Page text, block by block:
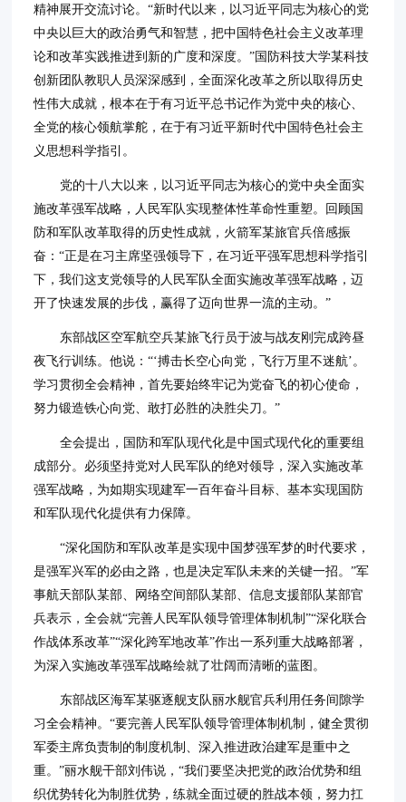
精神展开交流讨论。“新时代以来，以习近平同志为核心的党
中央以巨大的政治勇气和智慧，把中国特色社会主义改革理
论和改革实践推进到新的广度和深度。”国防科技大学某科技
创新团队教职人员深深感到，全面深化改革之所以取得历史
性伟大成就，根本在于有习近平总书记作为党中央的核心、
全党的核心领航掌舵，在于有习近平新时代中国特色社会主
义思想科学指引。
党的十八大以来，以习近平同志为核心的党中央全面实
施改革强军战略，人民军队实现整体性革命性重塑。回顾国
防和军队改革取得的历史性成就，火箭军某旅官兵倍感振
奋：“正是在习主席坚强领导下，在习近平强军思想科学指引
下，我们这支党领导的人民军队全面实施改革强军战略，迈
开了快速发展的步伐，赢得了迈向世界一流的主动。”
东部战区空军航空兵某旅飞行员于波与战友刚完成跨昼
夜飞行训练。他说：“‘搏击长空心向党，飞行万里不迷航’。
学习贯彻全会精神，首先要始终牢记为党奋飞的初心使命，
努力锻造铁心向党、敢打必胜的决胜尖刀。”
全会提出，国防和军队现代化是中国式现代化的重要组
成部分。必须坚持党对人民军队的绝对领导，深入实施改革
强军战略，为如期实现建军一百年奋斗目标、基本实现国防
和军队现代化提供有力保障。
“深化国防和军队改革是实现中国梦强军梦的时代要求，
是强军兴军的必由之路，也是决定军队未来的关键一招。”军
事航天部队某部、网络空间部队某部、信息支援部队某部官
兵表示，全会就“完善人民军队领导管理体制机制”“深化联合
作战体系改革”“深化跨军地改革”作出一系列重大战略部署，
为深入实施改革强军战略绘就了壮阔而清晰的蓝图。
东部战区海军某驱逐舰支队丽水舰官兵利用任务间隙学
习全会精神。“要完善人民军队领导管理体制机制，健全贯彻
军委主席负责制的制度机制、深入推进政治建军是重中之
重。”丽水舰干部刘伟说，“我们要坚决把党的政治优势和组
织优势转化为制胜优势，练就全面过硬的胜战本领，努力扛